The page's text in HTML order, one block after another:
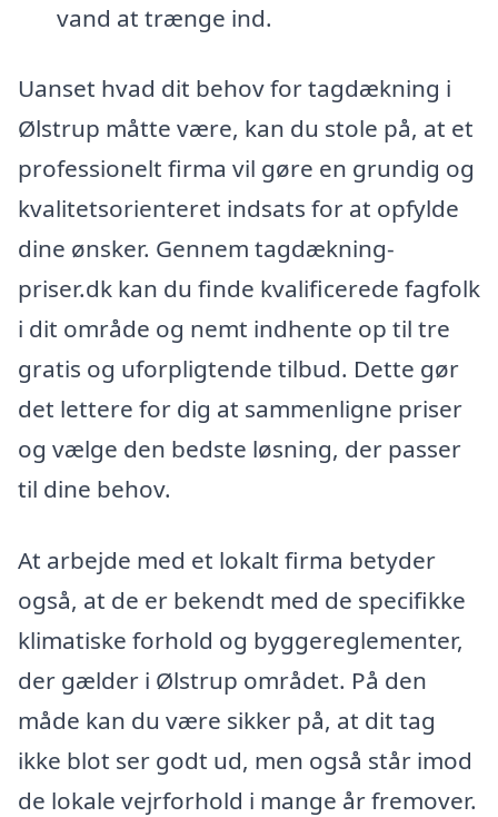
vand at trænge ind.
Uanset hvad dit behov for tagdækning i
Ølstrup måtte være, kan du stole på, at et
professionelt firma vil gøre en grundig og
kvalitetsorienteret indsats for at opfylde
dine ønsker. Gennem tagdækning-
priser.dk kan du finde kvalificerede fagfolk
i dit område og nemt indhente op til tre
gratis og uforpligtende tilbud. Dette gør
det lettere for dig at sammenligne priser
og vælge den bedste løsning, der passer
til dine behov.
At arbejde med et lokalt firma betyder
også, at de er bekendt med de specifikke
klimatiske forhold og byggereglementer,
der gælder i Ølstrup området. På den
måde kan du være sikker på, at dit tag
ikke blot ser godt ud, men også står imod
de lokale vejrforhold i mange år fremover.